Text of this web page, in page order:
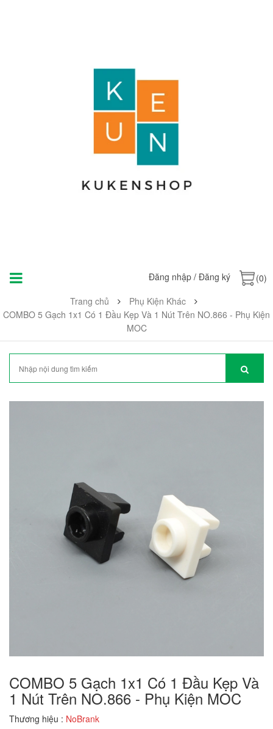
Đăng nhập / Đăng ký
(0)
Trang chủ
Phụ Kiện Khác
COMBO 5 Gạch 1x1 Có 1 Đầu Kẹp Và 1 Nút Trên NO.866 - Phụ Kiện
MOC
COMBO 5 Gạch 1x1 Có 1 Đầu Kẹp Và
1 Nút Trên NO.866 - Phụ Kiện MOC
Thương hiệu : NoBrank